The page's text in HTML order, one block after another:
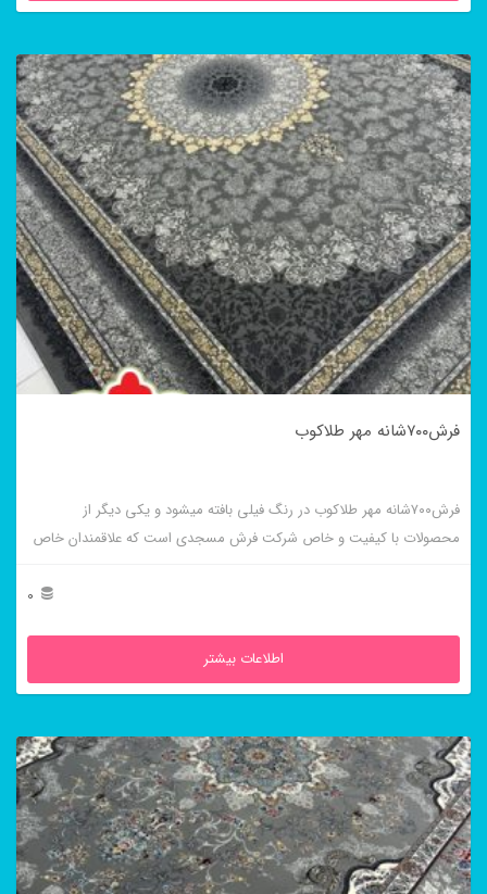
فرش۷۰۰شانه مهر طلاکوب
فرش۷۰۰شانه مهر طلاکوب در رنگ فیلی بافته میشود و یکی دیگر از
محصولات با کیفیت و خاص شرکت فرش مسجدی است که علاقمندان خاص
0
اطلاعات بیشتر